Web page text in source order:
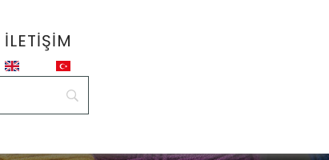
İLETIŞIM